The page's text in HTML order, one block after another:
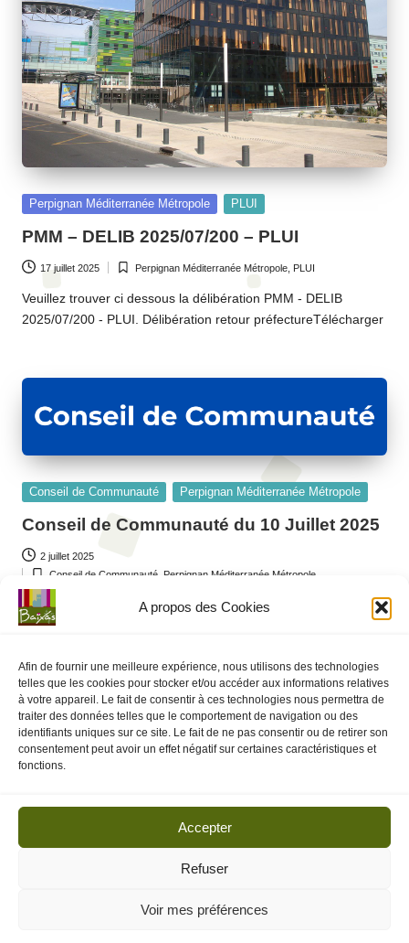
A propos des Cookies
Afin de fournir une meilleure expérience, nous utilisons des technologies
telles que les cookies pour stocker et/ou accéder aux informations relatives
à votre appareil. Le fait de consentir à ces technologies nous permettra de
traiter des données telles que le comportement de navigation ou des
identifiants uniques sur ce site. Le fait de ne pas consentir ou de retirer son
consentement peut avoir un effet négatif sur certaines caractéristiques et
fonctions.
Accepter
Refuser
Voir mes préférences
Posted
Perpignan Méditerranée Métropole PLUI
PMM – DELIB 2025/07/200 – PLUI
17 juillet 2025
Posted
in
Perpignan Méditerranée Métropole, PLUI
Veuillez trouver ci dessous la délibération PMM - DELIB
2025/07/200 - PLUI. Délibération retour préfectureTélécharger
Posted
Conseil de Communauté Perpignan Méditerranée Métropole
Conseil de Communauté du 10 Juillet 2025
2 juillet 2025
in
Conseil de Communauté, Perpignan Méditerranée Métropole
Veuillez trouver ci dessous la convocation au Conseil de
Communauté du 10 Juillet 2025. Convocation…
Pagination
des
publications
1 2 3
NEXT
PAGE